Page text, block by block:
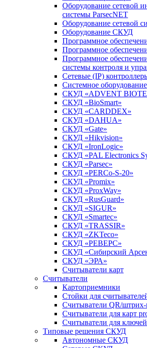
Оборудование сетевой
системы ParsecNET
Оборудование сетевой
Оборудование СКУД
Программное
Программное
Программное
системы контроля и
Сетевые (IP)
Системное оборудование
СКУД «ADVENT
СКУД «BioSmart»
СКУД «CARDDEX»
СКУД «DAHUA»
СКУД «Gate»
СКУД «Hikvision»
СКУД «IronLogic»
СКУД «PAL Electronics
СКУД «Parsec»
СКУД «PERCo-S-20»
СКУД «Promix»
СКУД «ProxWay»
СКУД «RusGuard»
СКУД «SIGUR»
СКУД «Smartec»
СКУД «TRASSIR»
СКУД «ZKTeco»
СКУД «РЕВЕРС»
СКУД «Сибирский
СКУД «ЭРА»
Считыватели карт
Считыватели
Картоприемники
Стойки для
Считыватели QR/штрих-
Считыватели для карт
Считыватели для
Типовые решения СКУД
Автономные СКУД